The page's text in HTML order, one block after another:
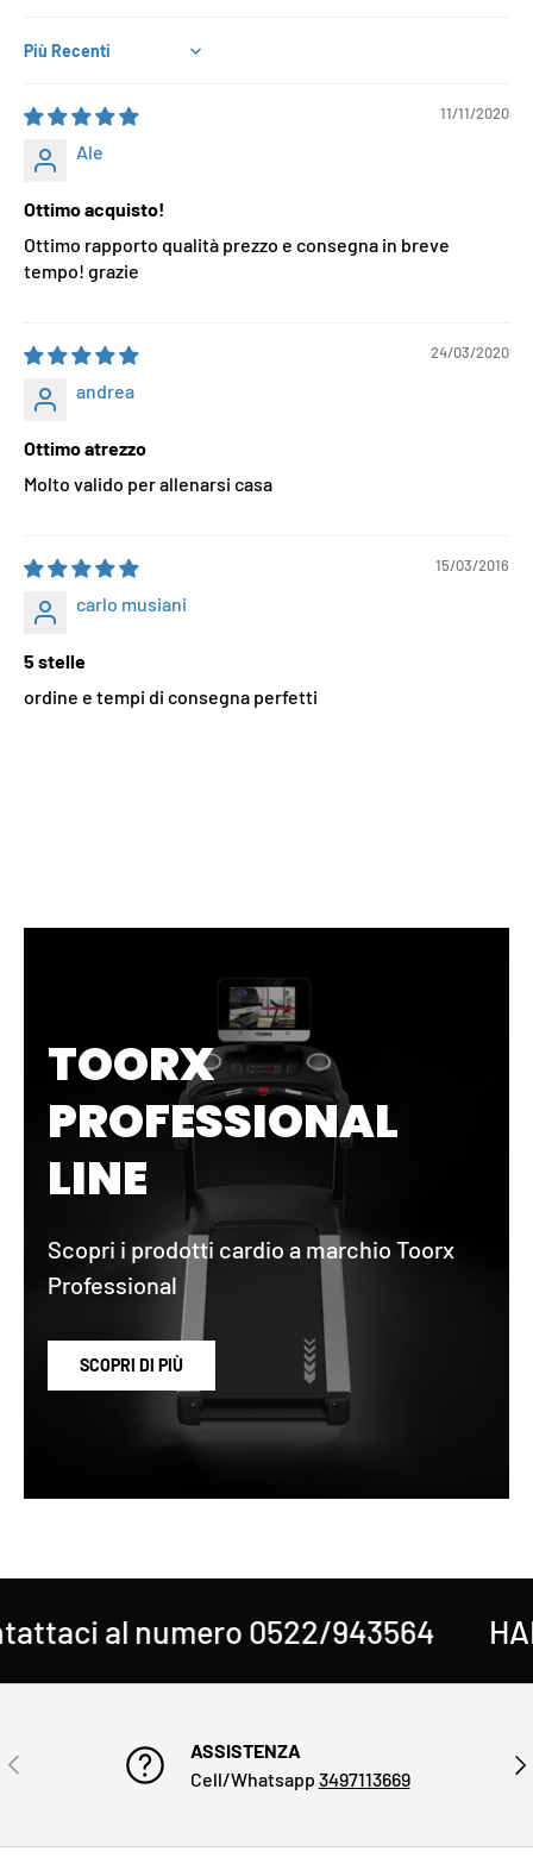
Sort by
11/11/2020
Ale
Ottimo acquisto!
Ottimo rapporto qualità prezzo e consegna in breve
tempo! grazie
24/03/2020
andrea
Ottimo atrezzo
Molto valido per allenarsi casa
15/03/2016
carlo musiani
5 stelle
ordine e tempi di consegna perfetti
TOORX
PROFESSIONAL
LINE
Scopri i prodotti cardio a marchio Toorx
Professional
SCOPRI DI PIÙ
al numero 0522/943564
INDIETRO
ASSISTENZA
Cell/Whatsapp 3497113669